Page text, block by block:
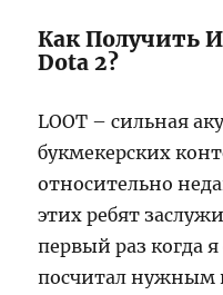
Как Получить
Dota 2?
LOOT – сильная
букмекерских
относительно
этих ребят
первый раз когда
посчитал нужным